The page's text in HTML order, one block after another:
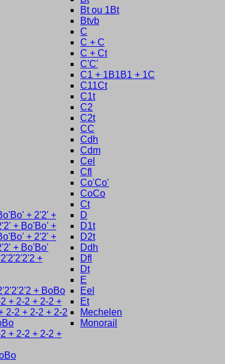
+ 2'2' +
+ Bo'Bo' +
+ 2'2' +
+ Bo'Bo'
+
+ BoBo
+ 2-2 + 2-2 +
2-2 + 2-2 + 2-2
+ 2-2 + 2-2 +
Bt ou 1Bt
Btvb
C
C + C
C + Ct
C'C'
C1 + 1B1B1 + 1C
C11Ct
C1t
C2
C2t
CC
Cdh
Cdm
Cel
Cfl
Co'Co'
CoCo
Ct
D
D1t
D2t
Ddh
Dfl
Dt
E
Eel
Et
Mechelen
Monorail